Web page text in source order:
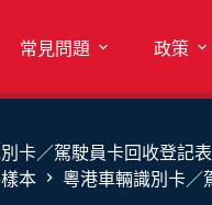
常見問題 政策
卡／駕駛員卡回收登記表
本 粵港車輛識別卡／